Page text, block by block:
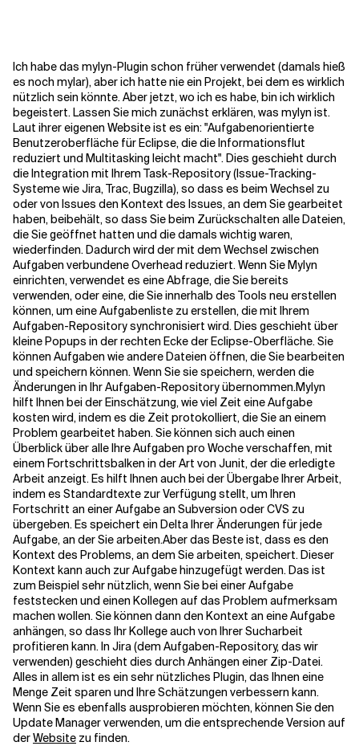
Verwandte Themen
Ich habe das mylyn-Plugin schon früher verwendet (damals hieß
es noch mylar), aber ich hatte nie ein Projekt, bei dem es wirklich
nützlich sein könnte. Aber jetzt, wo ich es habe, bin ich wirklich
begeistert. Lassen Sie mich zunächst erklären, was mylyn ist.
Laut ihrer eigenen Website ist es ein: "Aufgabenorientierte
Benutzeroberfläche für Eclipse, die die Informationsflut
reduziert und Multitasking leicht macht". Dies geschieht durch
die Integration mit Ihrem Task-Repository (Issue-Tracking-
Systeme wie Jira, Trac, Bugzilla), so dass es beim Wechsel zu
oder von Issues den Kontext des Issues, an dem Sie gearbeitet
haben, beibehält, so dass Sie beim Zurückschalten alle Dateien,
die Sie geöffnet hatten und die damals wichtig waren,
wiederfinden. Dadurch wird der mit dem Wechsel zwischen
Aufgaben verbundene Overhead reduziert.Wenn Sie Mylyn
einrichten, verwendet es eine Abfrage, die Sie bereits
verwenden, oder eine, die Sie innerhalb des Tools neu erstellen
können, um eine Aufgabenliste zu erstellen, die mit Ihrem
Aufgaben-Repository synchronisiert wird. Dies geschieht über
kleine Popups in der rechten Ecke der Eclipse-Oberfläche. Sie
können Aufgaben wie andere Dateien öffnen, die Sie bearbeiten
und speichern können. Wenn Sie sie speichern, werden die
Änderungen in Ihr Aufgaben-Repository übernommen.Mylyn
hilft Ihnen bei der Einschätzung, wie viel Zeit eine Aufgabe
kosten wird, indem es die Zeit protokolliert, die Sie an einem
Problem gearbeitet haben. Sie können sich auch einen
Überblick über alle Ihre Aufgaben pro Woche verschaffen, mit
einem Fortschrittsbalken in der Art von Junit, der die erledigte
Arbeit anzeigt. Es hilft Ihnen auch bei der Übergabe Ihrer Arbeit,
indem es Standardtexte zur Verfügung stellt, um Ihren
Fortschritt an einer Aufgabe an Subversion oder CVS zu
übergeben. Es speichert ein Delta Ihrer Änderungen für jede
Aufgabe, an der Sie arbeiten.Aber das Beste ist, dass es den
Kontext des Problems, an dem Sie arbeiten, speichert. Dieser
Kontext kann auch zur Aufgabe hinzugefügt werden. Das ist
zum Beispiel sehr nützlich, wenn Sie bei einer Aufgabe
feststecken und einen Kollegen auf das Problem aufmerksam
machen wollen. Sie können dann den Kontext an eine Aufgabe
anhängen, so dass Ihr Kollege auch von Ihrer Sucharbeit
profitieren kann. In Jira (dem Aufgaben-Repository, das wir
verwenden) geschieht dies durch Anhängen einer Zip-Datei.
Alles in allem ist es ein sehr nützliches Plugin, das Ihnen eine
Menge Zeit sparen und Ihre Schätzungen verbessern kann.
Wenn Sie es ebenfalls ausprobieren möchten, können Sie den
Update Manager verwenden, um die entsprechende Version auf
derWebsite zu finden.